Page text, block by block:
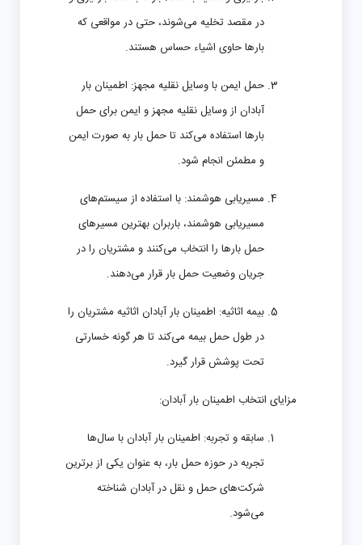
در مقصد تخلیه می‌شوند، حتی در مواقعی که
بارها حاوی اشیاء حساس هستند.
حمل ایمن با وسایل نقلیه مجهز: اطمینان بار
آبادان از وسایل نقلیه مجهز و ایمن برای حمل
بارها استفاده می‌کند تا حمل بار به صورت ایمن
و مطمئن انجام شود.
مسیریابی هوشمند: با استفاده از سیستم‌های
مسیریابی هوشمند، باربران بهترین مسیرهای
حمل بارها را انتخاب می‌کنند و مشتریان را در
جریان وضعیت حمل بار قرار می‌دهند.
بیمه اثاثیه: اطمینان بار آبادان اثاثیه مشتریان را
در طول حمل بیمه می‌کند تا هر گونه خسارتی
تحت پوشش قرار گیرد.
مزایای انتخاب اطمینان بار آبادان:
سابقه و تجربه: اطمینان بار آبادان با سال‌ها
تجربه در حوزه حمل بار، به عنوان یکی از برترین
شرکت‌های حمل و نقل در آبادان شناخته
می‌شود.